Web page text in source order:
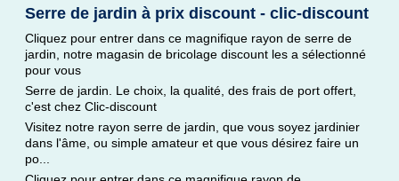
Serre de jardin à prix discount - clic-discount
Cliquez pour entrer dans ce magnifique rayon de serre de
jardin, notre magasin de bricolage discount les a sélectionné
pour vous
Serre de jardin. Le choix, la qualité, des frais de port offert,
c'est chez Clic-discount
Visitez notre rayon serre de jardin, que vous soyez jardinier
dans l'âme, ou simple amateur et que vous désirez faire un
po...